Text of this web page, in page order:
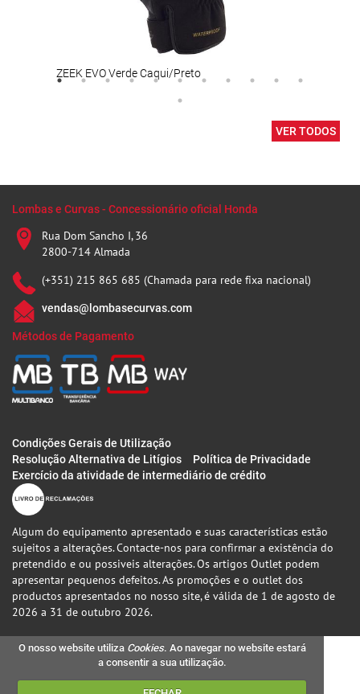
ZEEK EVO Verde Caqui/Preto
VER TODOS
Lombas e Curvas - Concessionário oficial Honda
Rua Dom Sancho I, 36
2800-714 Almada
(+351) 215 865 685 (Chamada para rede fixa nacional)
vendas@lombasecurvas.com
Métodos de Pagamento
Condições Gerais de Utilização
Resolução Alternativa de Litígios
Política de Privacidade
Exercício da atividade de intermediário de crédito
Algum do equipamento apresentado e suas características estão
sujeitos a alterações. Contacte-nos para confirmar a existência do
pretendido e ou possiveis alterações. Os artigos Outlet podem
apresentar pequenos defeitos. As promoções e o outlet dos
productos apresentados no nosso site, é válida de 1 de agosto de
2026 a 31 de outubro 2026.
O nosso website utiliza Cookies. Ao navegar no website estará
a consentir a sua utilização.